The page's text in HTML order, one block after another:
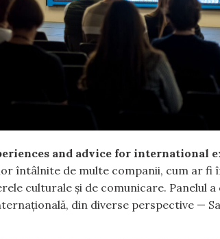
and advice for international
întâlnite de multe companii, cum ar fi
culturale și de comunicare. Panelul
din diverse perspective —